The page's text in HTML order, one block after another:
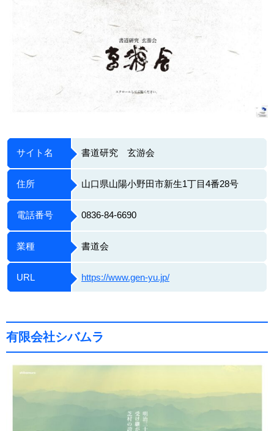
サイト名 書道研究 玄游会
住所 山口県山陽小野田市新生1丁目4番28号
電話番号 0836-84-6690
業種 書道会
URL https://www.gen-yu.jp/
有限会社シバムラ